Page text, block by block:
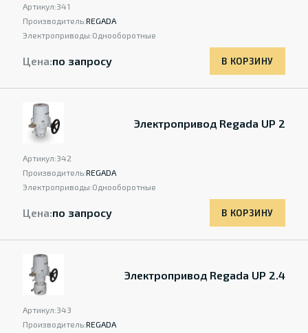
Артикул:341
Производитель:REGADA
Электроприводы:Однооборотные
Цена:по запросу В КОРЗИНУ
Электропривод Regada UP 2
Артикул:342
Производитель:REGADA
Электроприводы:Однооборотные
Цена:по запросу В КОРЗИНУ
Электропривод Regada UP 2.4
Артикул:343
Производитель:REGADA